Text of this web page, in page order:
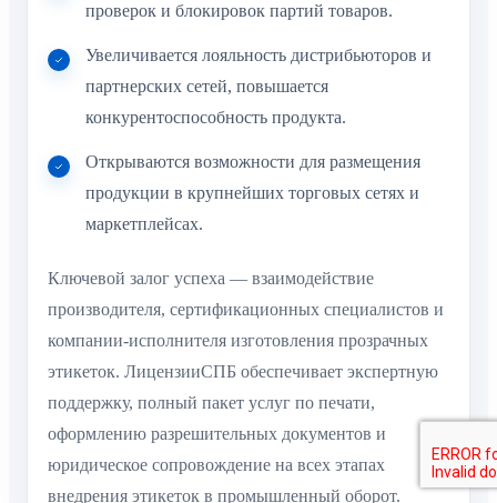
проверок и блокировок партий товаров.
Увеличивается лояльность дистрибьюторов и
партнерских сетей, повышается
конкурентоспособность продукта.
Открываются возможности для размещения
продукции в крупнейших торговых сетях и
маркетплейсах.
Ключевой залог успеха — взаимодействие
производителя, сертификационных специалистов и
компании-исполнителя изготовления прозрачных
этикеток. ЛицензииСПБ обеспечивает экспертную
поддержку, полный пакет услуг по печати,
оформлению разрешительных документов и
юридическое сопровождение на всех этапах
внедрения этикеток в промышленный оборот.